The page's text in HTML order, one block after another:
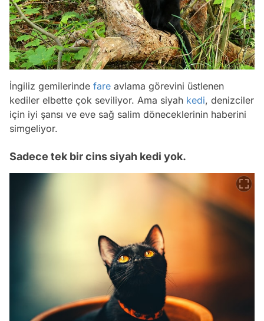
İngiliz gemilerinde fare avlama görevini üstlenen
kediler elbette çok seviliyor. Ama siyah kedi, denizciler
için iyi şansı ve eve sağ salim döneceklerinin haberini
simgeliyor.
Sadece tek bir cins siyah kedi yok.